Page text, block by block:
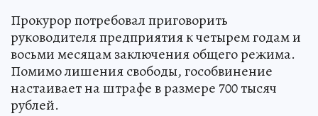
Прокурор потребовал приговорить
руководителя предприятия к четырем годам и
восьми месяцам заключения общего режима.
Помимо лишения свободы, гособвинение
настаивает на штрафе в размере 700 тысяч
рублей.